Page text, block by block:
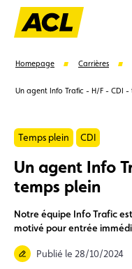
Carte membre
Vignette
Homepage Carrières
Un agent Info Trafic - H/F - CDI -
Temps plein CDI
Un agent Info
temps plein
Notre équipe Info Trafic
motivé pour entrée
Publié le 28/10/2024